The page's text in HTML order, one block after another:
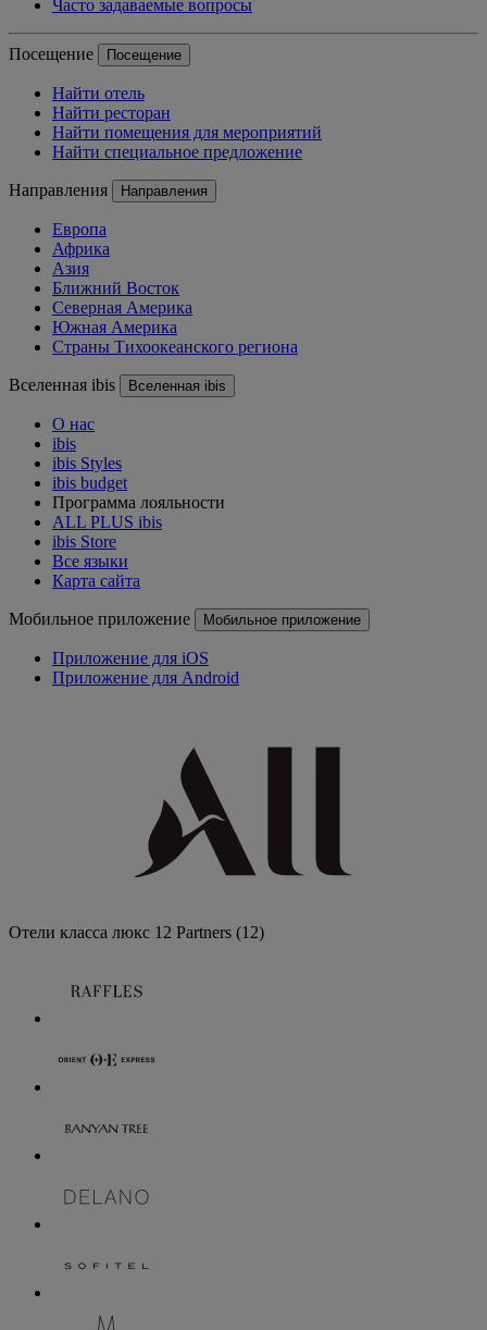
Часто задаваемые вопросы
Посещение Посещение
Найти отель
Найти ресторан
Найти помещения для мероприятий
Найти специальное предложение
Направления Направления
Европа
Африка
Азия
Ближний Восток
Северная Америка
Южная Америка
Страны Тихоокеанского региона
Вселенная ibis Вселенная ibis
О нас
ibis
ibis Styles
ibis budget
Программа лояльности
ALL PLUS ibis
ibis Store
Все языки
Карта сайта
Мобильное приложение Мобильное приложение
Приложение для iOS
Приложение для Android
Отели класса люкс 12 Partners (12)